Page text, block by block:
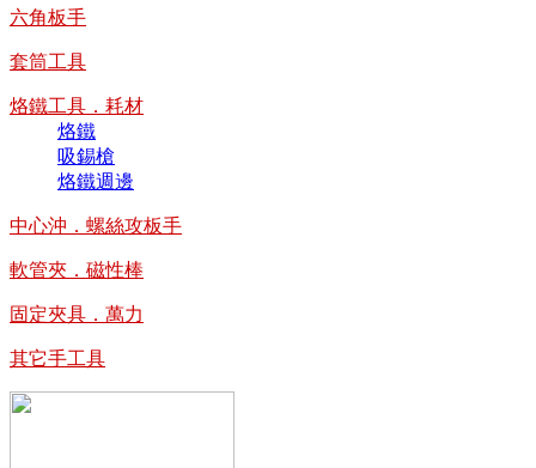
六角板手
套筒工具
烙鐵工具．耗材
烙鐵
吸錫槍
烙鐵週邊
中心沖．螺絲攻板手
軟管夾．磁性棒
固定夾具．萬力
其它手工具